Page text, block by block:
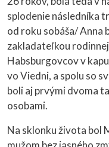
splodenie následníka
od roku sobáša/ Anna
zakladateľkou
Habsburgovcov v
vo Viedni, a spolu so
boli aj prvými dvoma
osobami.
Na sklonku života bol